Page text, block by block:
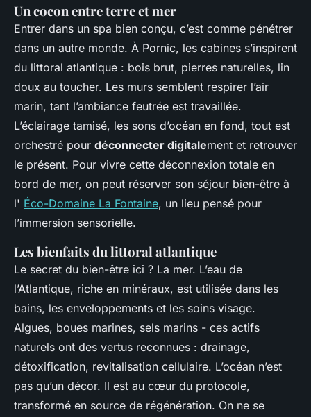
Un cocon entre terre et mer
Entrer dans un spa bien conçu, c’est comme pénétrer
dans un autre monde. À Pornic, les cabines s’inspirent
du littoral atlantique : bois brut, pierres naturelles, lin
doux au toucher. Les murs semblent respirer l’air
marin, tant l’ambiance feutrée est travaillée.
L’éclairage tamisé, les sons d’océan en fond, tout est
orchestré pour déconnecter digitalement et retrouver
le présent. Pour vivre cette déconnexion totale en
bord de mer, on peut réserver son séjour bien-être à
l' Éco-Domaine La Fontaine, un lieu pensé pour
l’immersion sensorielle.
Les bienfaits du littoral atlantique
Le secret du bien-être ici ? La mer. L’eau de
l’Atlantique, riche en minéraux, est utilisée dans les
bains, les enveloppements et les soins visage.
Algues, boues marines, sels marins - ces actifs
naturels ont des vertus reconnues : drainage,
détoxification, revitalisation cellulaire. L’océan n’est
pas qu’un décor. Il est au cœur du protocole,
transformé en source de régénération. On ne se